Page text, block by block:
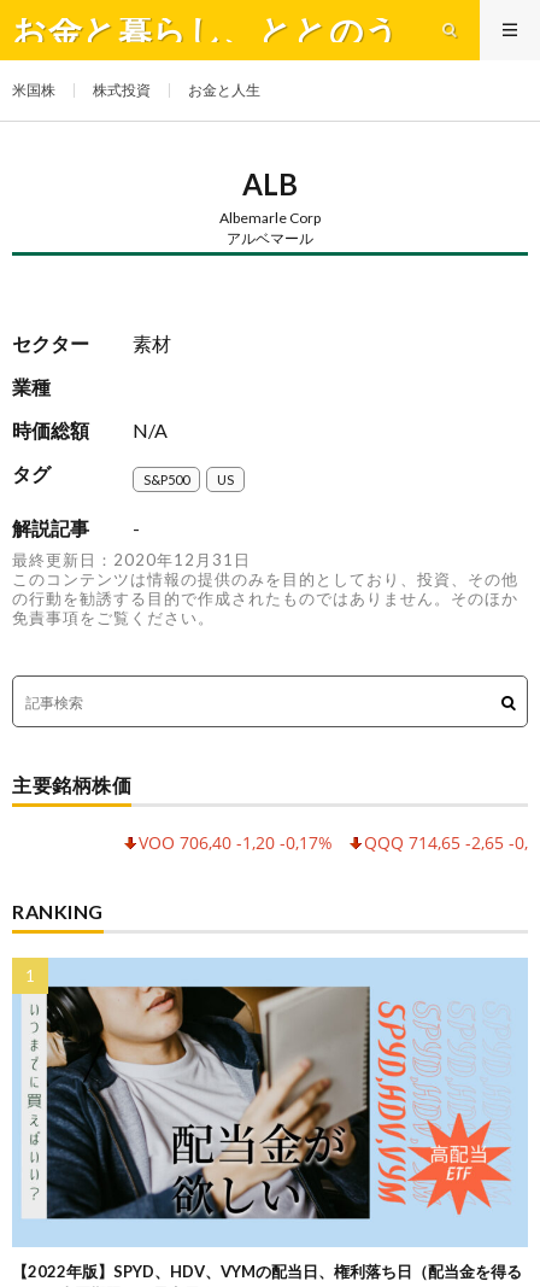
お金と暮らし、ととのう
米国株 株式投資 お金と人生
ALB
Albemarle Corp
アルベマール
セクター
素材
業種
時価総額
N/A
タグ
S&P500 US
解説記事 -
最終更新日：2020年12月31日
このコンテンツは情報の提供のみを目的としており、投資、その他
の行動を勧誘する目的で作成されたものではありません。そのほか
免責事項をご覧ください。
主要銘柄株価
VOO 706,40 -1,20 -0,17% QQQ 714,65 -2,65 -0,37%
RANKING
【2022年版】SPYD、HDV、VYMの配当日、権利落ち日（配当金を得る